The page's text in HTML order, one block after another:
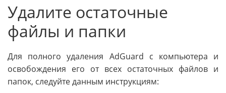
Удалите остаточные
файлы и папки
Для полного удаления AdGuard с компьютера и
освобождения его от всех остаточных файлов и
папок, следуйте данным инструкциям: